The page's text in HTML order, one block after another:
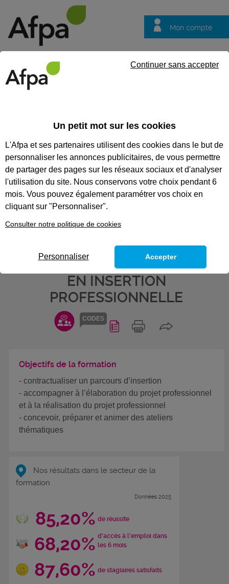
Mon compte
questions
Eligible au CPF * Formation certifiante
CODES
ACCOMPAGNER LES
PERSONNES DANS LEUR
PARCOURS D'INSERTION
PROFESSIONNELLE - BLOC DE
COMPÉTENCE DU TITRE
PROFESSIONNEL CONSEILLER
EN INSERTION
PROFESSIONNELLE
Objectifs de la formation
- contractualiser un parcours d’insertion
- accompagner à l’élaboration du projet professionnel
et à la réalisation du projet professionnel
- concevoir, préparer et animer des ateliers
thématiques
Nos résultats dans le secteur de la
formation
Données 2025
85,20% de réussite
68,20% d'accès à l'emploi dans
les 6 mois
87,60% de stagiaires satisfaits
Un petit mot sur les cookies
L'Afpa et ses partenaires utilisent des cookies dans le but de
personnaliser les annonces publicitaires, de vous permettre
de partager des pages sur les réseaux sociaux et d'analyser
l'utilisation du site. Nous conservons votre choix pendant 6
mois. Vous pouvez également paramétrer vos choix en
cliquant sur "Personnaliser".
Consulter notre politique de cookies
Continuer sans accepter
Personnaliser Accepter